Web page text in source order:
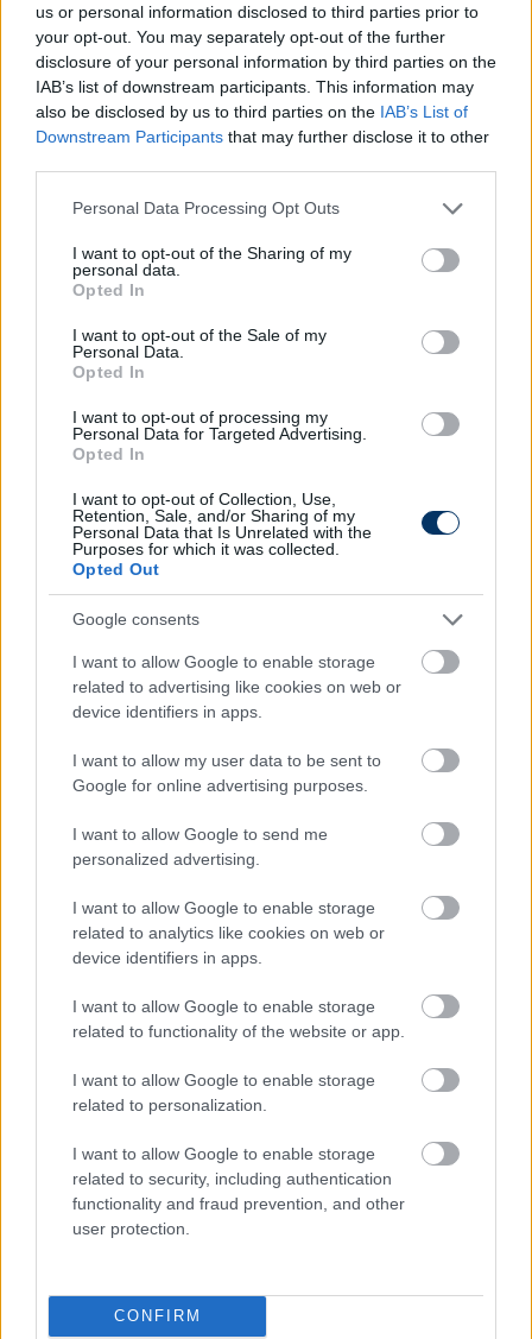
us or personal information disclosed to third parties prior to
your opt-out. You may separately opt-out of the further
disclosure of your personal information by third parties on the
IAB’s list of downstream participants. This information may
also be disclosed by us to third parties on the IAB’s List of
Downstream Participants that may further disclose it to other
Please note that this website/app uses one or more Google
not limited to your visit or usage behaviour. You may click to
grant or deny consent to Google and its third-party tags to
use your data for below specified purposes in below Google
consent section.
Personal Data Processing Opt Outs
I want to opt-out of the Sharing of my
personal data.
Opted In
I want to opt-out of the Sale of my
Personal Data.
Opted In
I want to opt-out of processing my
Personal Data for Targeted Advertising.
Opted In
I want to opt-out of Collection, Use,
Retention, Sale, and/or Sharing of my
Personal Data that Is Unrelated with the
Purposes for which it was collected.
Opted Out
Google consents
I want to allow Google to enable storage
related to advertising like cookies on web or
device identifiers in apps.
I want to allow my user data to be sent to
Google for online advertising purposes.
I want to allow Google to send me
personalized advertising.
I want to allow Google to enable storage
related to analytics like cookies on web or
device identifiers in apps.
I want to allow Google to enable storage
related to functionality of the website or app.
I want to allow Google to enable storage
related to personalization.
I want to allow Google to enable storage
related to security, including authentication
functionality and fraud prevention, and other
user protection.
CONFIRM
Nagyon örülök, hogy a pályafutásom egy újabb
fejezetébe lép, ráadásul a Bundesliga egyik
topcsapatánál, amely tavaly BL-elődöntős volt. Nagy
kihívás lesz itt is helytállni, de természetesen
mindent meg fogok tenni azért, hogy ez minél
is profitál majd abból, hogy két válogatottbeli
csapattársammal, Gulácsi Péterrel és Orbán Willivel
is egy klubcsapatban játszom mostantól!
- mondta
Szoboszlai az mlsz.hu-nak.
A 20 éves magyar középpályás a 17-es mezt viseli
majd és először a január 9-i, Borussia Dortmund
elleni rangadón léphet majd pályára új csapatában.
Szoboszlai vasárnap a Wolfsberger AC elleni bajnokin
lép pályára utoljára a Red Bull Salzburgban, és
karácsony után csatlakozik az RB Leipzighez.
Dominik Szoboszlai 🤝 RB Leipzig
pic.twitter.com/qqU4MMqVjN
— RB Leipzig (@RBLeipzig)
December 17, 2020
Itt állíthatod be, hogy a Csakfoci az elsők
között legyen a Google-találatokban
Tetszett a cikk? Megosztanád?
Link másolása Email küldés
CÍMKÉK: #LÉGIÓSOK
#SZOBOSZLAI DOMINIK
#BUNDESLIGA
#RB LEIPZIG
Autópiac
Ford Transit Ford Capri